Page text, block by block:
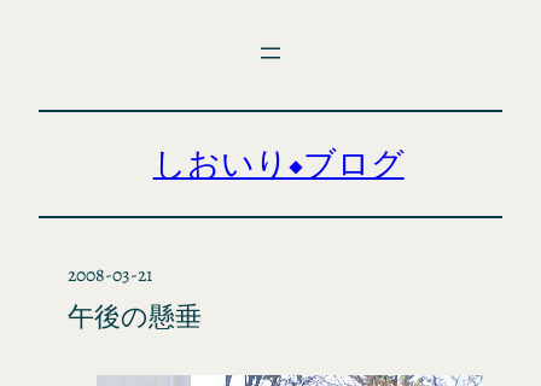
しおいり◆ブログ
2008-03-21
午後の懸垂